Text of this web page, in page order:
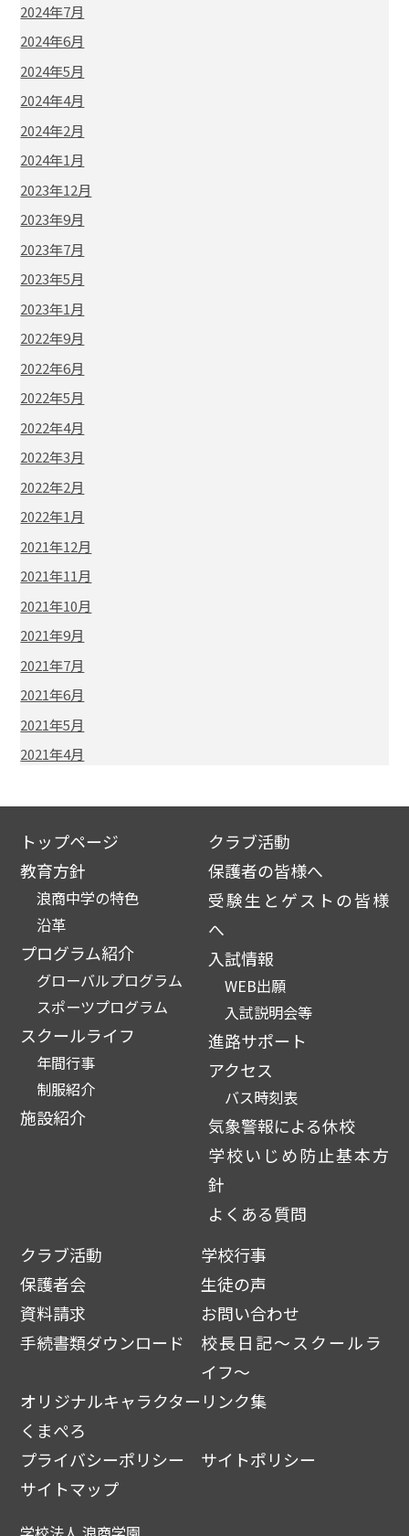
2024年7月
2024年6月
2024年5月
2024年4月
2024年2月
2024年1月
2023年12月
2023年9月
2023年7月
2023年5月
2023年1月
2022年9月
2022年6月
2022年5月
2022年4月
2022年3月
2022年2月
2022年1月
2021年12月
2021年11月
2021年10月
2021年9月
2021年7月
2021年6月
2021年5月
2021年4月
トップページ
教育方針
浪商中学の特色
沿革
プログラム紹介
グローバルプログラム
スポーツプログラム
スクールライフ
年間行事
制服紹介
施設紹介
クラブ活動
保護者の皆様へ
受験生とゲストの皆様
へ
入試情報
WEB出願
入試説明会等
進路サポート
アクセス
バス時刻表
気象警報による休校
学校いじめ防止基本方
針
よくある質問
クラブ活動
学校行事
保護者会
生徒の声
資料請求
お問い合わせ
手続書類ダウンロード
校長日記～スクールラ
イフ～
オリジナルキャラクター
くまぺろ
リンク集
プライバシーポリシー
サイトポリシー
サイトマップ